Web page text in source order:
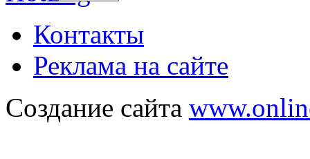
Контакты
Реклама на сайте
Создание сайта